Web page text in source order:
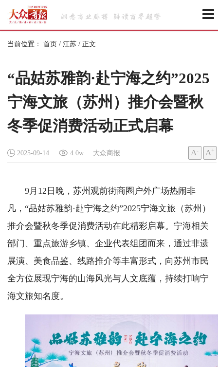
当前位置： 首页 / 江苏 / 正文
“品姑苏雅韵·赴宁海之约”2025
宁海文旅（苏州）推介会暨秋
冬季促消费活动正式启幕
2025-09-14 4.0w 大众商报 A- A+
9月12日晚，苏州观前街商圈户外广场热闹非
凡，“品姑苏雅韵·赴宁海之约”2025宁海文旅（苏州）
推介会暨秋冬季促消费活动在此精彩启幕。宁海相关
部门、重点旅游乡镇、企业代表组团而来，通过非遗
展演、美食品鉴、线路推介等丰富形式，向苏州市民
全方位展现宁海的山海风光与人文底蕴，持续打响宁
海文旅知名度。